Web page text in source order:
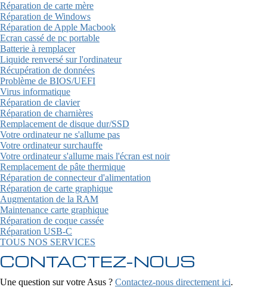
Réparation de carte mère
Réparation de Windows
Réparation de Apple Macbook
Ecran cassé de pc portable
Batterie à remplacer
Liquide renversé sur l'ordinateur
Récupération de données
Problème de BIOS/UEFI
Virus informatique
Réparation de clavier
Réparation de charnières
Remplacement de disque dur/SSD
Votre ordinateur ne s'allume pas
Votre ordinateur surchauffe
Votre ordinateur s'allume mais l'écran est noir
Remplacement de pâte thermique
Réparation de connecteur d'alimentation
Réparation de carte graphique
Augmentation de la RAM
Maintenance carte graphique
Réparation de coque cassée
Réparation USB-C
TOUS NOS SERVICES
CONTACTEZ-NOUS
Une question sur votre Asus ? Contactez-nous directement ici.